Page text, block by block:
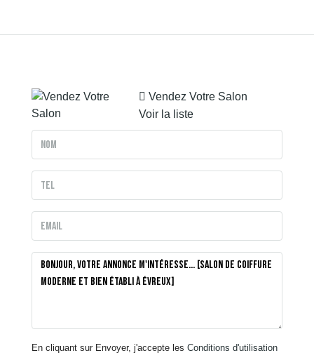
Vendez Votre Salon
Voir la liste
En cliquant sur Envoyer, j'accepte les Conditions d'utilisation